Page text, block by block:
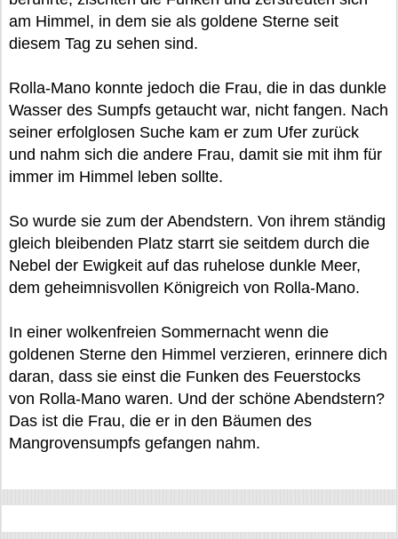
am Himmel, in dem sie als goldene Sterne seit
diesem Tag zu sehen sind.
Rolla-Mano konnte jedoch die Frau, die in das dunkle
Wasser des Sumpfs getaucht war, nicht fangen. Nach
seiner erfolglosen Suche kam er zum Ufer zurück
und nahm sich die andere Frau, damit sie mit ihm für
immer im Himmel leben sollte.
So wurde sie zum der Abendstern. Von ihrem ständig
gleich bleibenden Platz starrt sie seitdem durch die
Nebel der Ewigkeit auf das ruhelose dunkle Meer,
dem geheimnisvollen Königreich von Rolla-Mano.
In einer wolkenfreien Sommernacht wenn die
goldenen Sterne den Himmel verzieren, erinnere dich
daran, dass sie einst die Funken des Feuerstocks
von Rolla-Mano waren. Und der schöne Abendstern?
Das ist die Frau, die er in den Bäumen des
Mangrovensumpfs gefangen nahm.